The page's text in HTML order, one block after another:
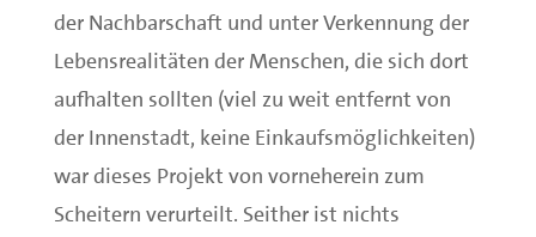
der Nachbarschaft und unter Verkennung der
Lebensrealitäten der Menschen, die sich dort
aufhalten sollten (viel zu weit entfernt von
der Innenstadt, keine Einkaufsmöglichkeiten)
war dieses Projekt von vorneherein zum
Scheitern verurteilt. Seither ist nichts